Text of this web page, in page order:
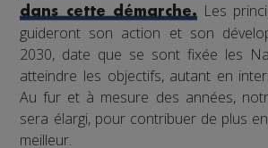
dans cette démarche.Les
guideront son action et son
2030, date que se sont fixée les
atteindre les objectifs, autant en
Au fur et à mesure des années,
sera élargi, pour contribuer de plus
meilleur.